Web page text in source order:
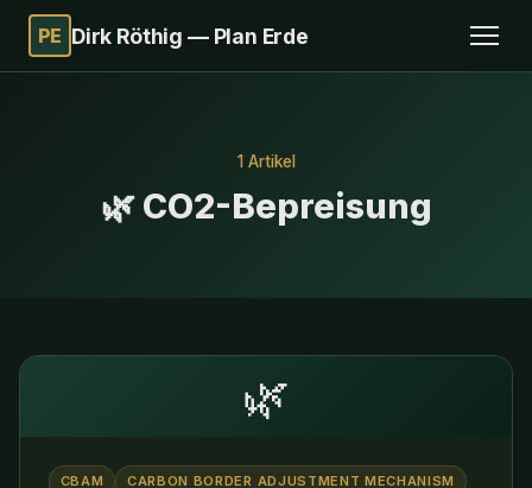
PE Dirk Röthig — Plan Erde
1 Artikel
🌿 CO2-Bepreisung
🌿
CBAM
CARBON BORDER ADJUSTMENT MECHANISM